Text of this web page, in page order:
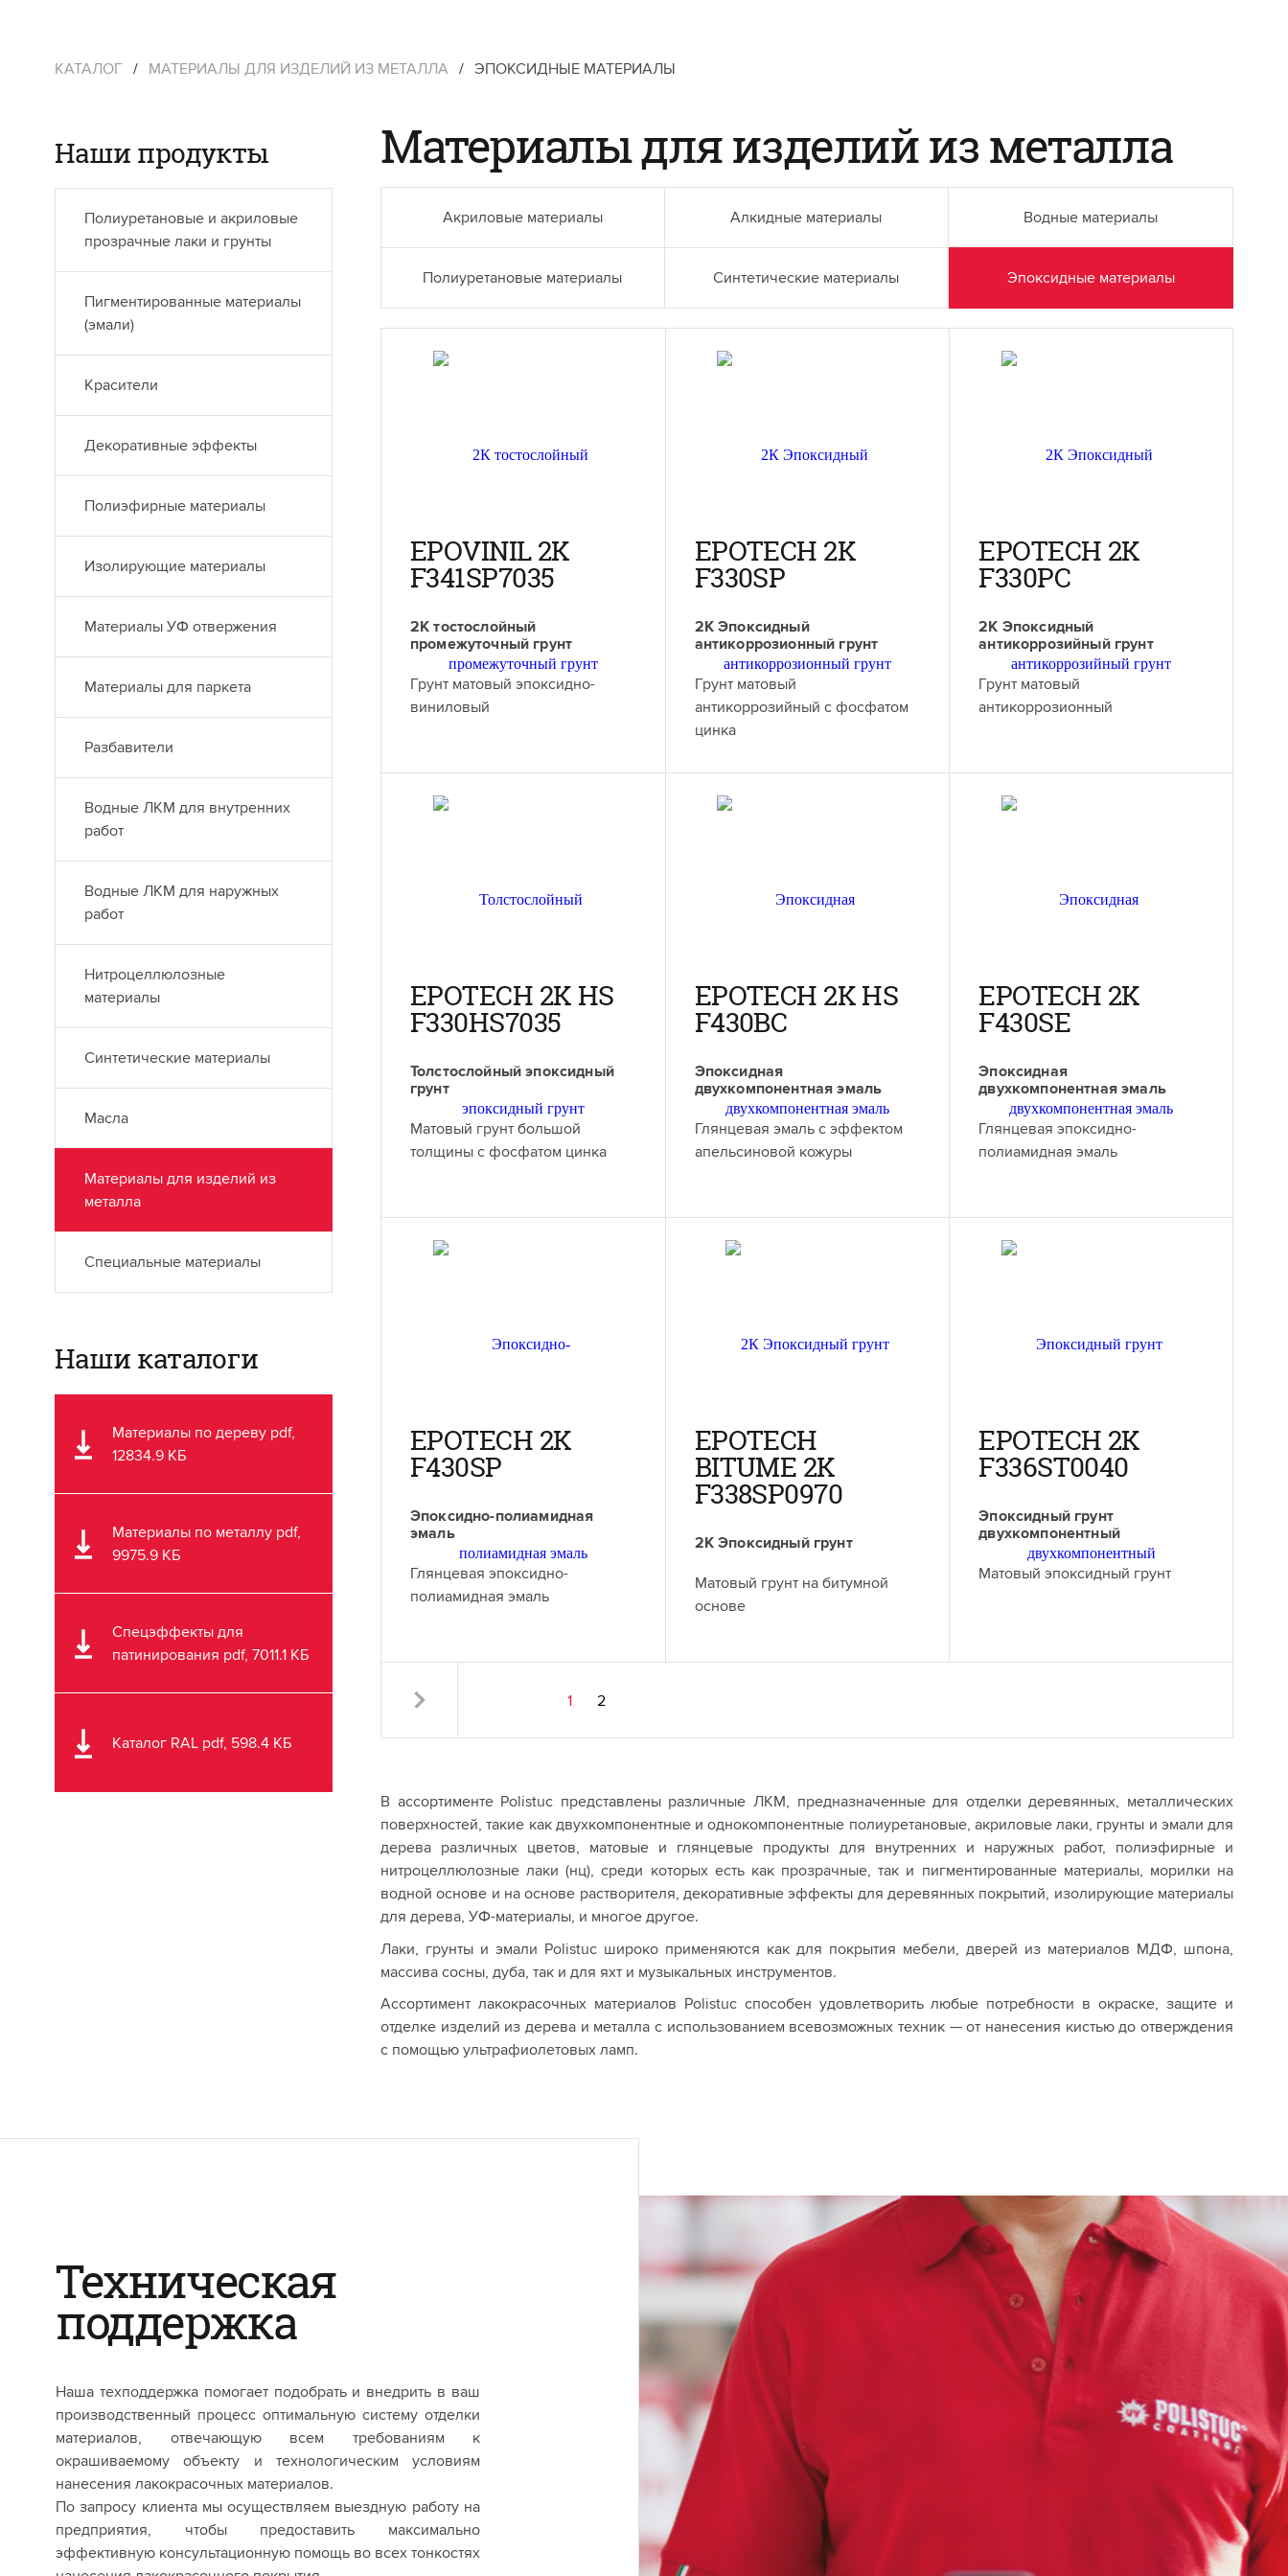
КАТАЛОГ / МАТЕРИАЛЫ ДЛЯ ИЗДЕЛИЙ ИЗ МЕТАЛЛА / ЭПОКСИДНЫЕ МАТЕРИАЛЫ
Наши продукты
Полиуретановые и акриловые
прозрачные лаки и грунты
Пигментированные материалы
(эмали)
Красители
Декоративные эффекты
Полиэфирные материалы
Изолирующие материалы
Материалы УФ отвержения
Материалы для паркета
Разбавители
Водные ЛКМ для внутренних
работ
Водные ЛКМ для наружных
работ
Нитроцеллюлозные
материалы
Синтетические материалы
Масла
Материалы для изделий из
металла
Специальные материалы
Наши каталоги
Материалы по дереву pdf,
12834.9 КБ
Материалы по металлу pdf,
9975.9 КБ
Спецэффекты для
патинирования pdf, 7011.1 КБ
Каталог RAL pdf, 598.4 КБ
Материалы для изделий из металла
Акриловые материалы Алкидные материалы Водные материалы
Полиуретановые материалы Синтетические материалы Эпоксидные материалы
EPOVINIL 2K
F341SP7035
2К тостослойный
промежуточный грунт
Грунт матовый эпоксидно-
виниловый
EPOTECH 2K
F330SP
2К Эпоксидный
антикоррозионный грунт
Грунт матовый
антикоррозийный с фосфатом
цинка
EPOTECH 2K
F330PC
2К Эпоксидный
антикоррозийный грунт
Грунт матовый
антикоррозионный
EPOTECH 2K HS
F330HS7035
Толстослойный эпоксидный
грунт
Матовый грунт большой
толщины с фосфатом цинка
EPOTECH 2K HS
F430BC
Эпоксидная
двухкомпонентная эмаль
Глянцевая эмаль с эффектом
апельсиновой кожуры
EPOTECH 2K
F430SE
Эпоксидная
двухкомпонентная эмаль
Глянцевая эпоксидно-
полиамидная эмаль
EPOTECH 2K
F430SP
Эпоксидно-полиамидная
эмаль
Глянцевая эпоксидно-
полиамидная эмаль
EPOTECH
BITUME 2K
F338SP0970
2К Эпоксидный грунт
Матовый грунт на битумной
основе
EPOTECH 2K
F336ST0040
Эпоксидный грунт
двухкомпонентный
Матовый эпоксидный грунт
1 2
В ассортименте Polistuc представлены различные ЛКМ, предназначенные для отделки деревянных, металлических
поверхностей, такие как двухкомпонентные и однокомпонентные полиуретановые, акриловые лаки, грунты и эмали для
дерева различных цветов, матовые и глянцевые продукты для внутренних и наружных работ, полиэфирные и
нитроцеллюлозные лаки (нц), среди которых есть как прозрачные, так и пигментированные материалы, морилки на
водной основе и на основе растворителя, декоративные эффекты для деревянных покрытий, изолирующие материалы
для дерева, УФ-материалы, и многое другое.
Лаки, грунты и эмали Polistuc широко применяются как для покрытия мебели, дверей из материалов МДФ, шпона,
массива сосны, дуба, так и для яхт и музыкальных инструментов.
Ассортимент лакокрасочных материалов Polistuc способен удовлетворить любые потребности в окраске, защите и
отделке изделий из дерева и металла с использованием всевозможных техник — от нанесения кистью до отверждения
с помощью ультрафиолетовых ламп.
Техническая
поддержка
Наша техподдержка помогает подобрать и внедрить в ваш
производственный процесс оптимальную систему отделки
материалов, отвечающую всем требованиям к
окрашиваемому объекту и технологическим условиям
нанесения лакокрасочных материалов.
По запросу клиента мы осуществляем выездную работу на
предприятия, чтобы предоставить максимально
эффективную консультационную помощь во всех тонкостях